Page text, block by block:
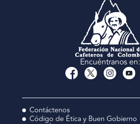
Encuéntranos en:
Contáctenos
Código de Ética y Buen Gobierno